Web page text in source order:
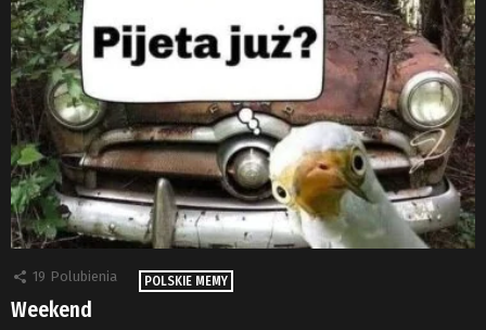
19 Polubienia POLSKIE MEMY
Weekend